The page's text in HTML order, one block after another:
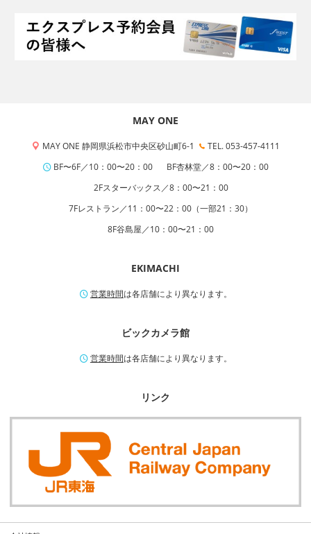
MAY ONE
MAY ONE 静岡県浜松市中央区砂山町6-1
TEL. 053-457-4111
BF〜6F／10：00〜20：00
BF杏林堂／8：00〜20：00
2Fスターバックス／8：00〜21：00
7Fレストラン／11：00〜22：00（一部21：30）
8F谷島屋／10：00〜21：00
EKIMACHI
営業時間は各店舗により異なります。
ビックカメラ館
営業時間は各店舗により異なります。
リンク